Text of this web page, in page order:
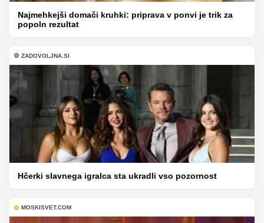
Najmehkejši domači kruhki: priprava v ponvi je trik za
popoln rezultat
ZADOVOLJNA.SI
Hčerki slavnega igralca sta ukradli vso pozornost
MOSKISVET.COM